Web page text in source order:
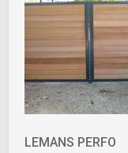
LEMANS PERFO